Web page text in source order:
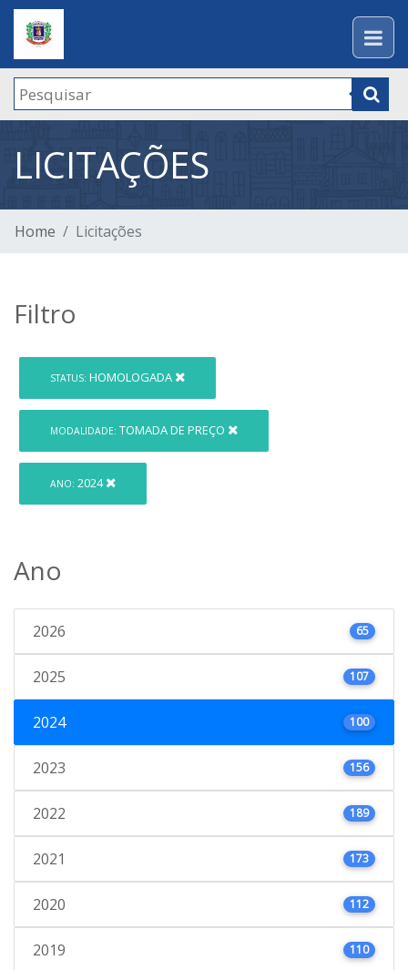
LICITAÇÕES
Home Licitações
Filtro
STATUS: HOMOLOGADA
MODALIDADE: TOMADA DE PREÇO
ANO: 2024
Ano
2026 65
2025 107
2024 100
2023 156
2022 189
2021 173
2020 112
2019 110